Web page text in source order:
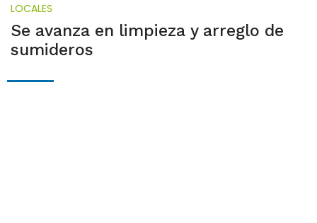
LOCALES
Se avanza en limpieza y arreglo de
sumideros